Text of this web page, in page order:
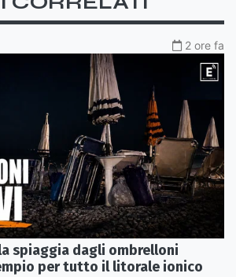
2 ore fa
spiaggia dagli ombrelloni
per tutto il litorale ionico